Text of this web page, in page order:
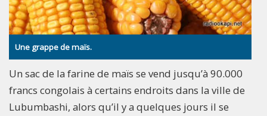
Une grappe de maïs.
Un sac de la farine de maïs se vend jusqu’à 90.000
francs congolais à certains endroits dans la ville de
Lubumbashi, alors qu’il y a quelques jours il se